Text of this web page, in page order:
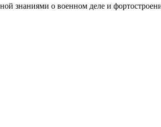
знаниями о военном деле и